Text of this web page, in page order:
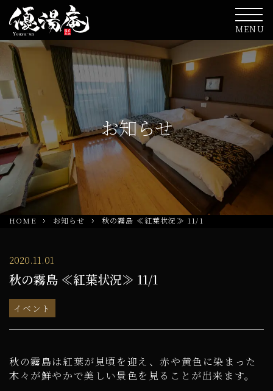
MENU
お知らせ
HOME お知らせ 秋の霧島 ≪紅葉状況≫ 11/1
2020.11.01
秋の霧島 ≪紅葉状況≫ 11/1
イベント
秋の霧島は紅葉が見頃を迎え、赤や黄色に染まった
木々が鮮やかで美しい景色を見ることが出来ます。